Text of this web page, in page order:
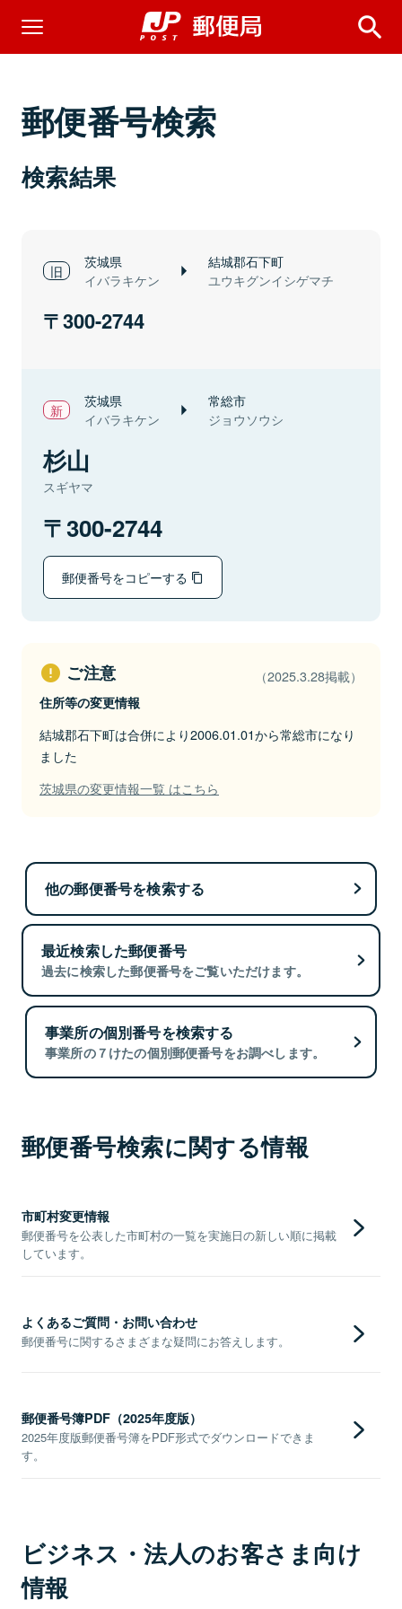
郵便番号検索
検索結果
茨城県
イバラキケン
結城郡石下町
ユウキグンイシゲマチ
300-2744
茨城県
イバラキケン
常総市
ジョウソウシ
杉山
スギヤマ
300-2744
郵便番号をコピーする
ご注意 （2025.3.28掲載）
住所等の変更情報
結城郡石下町は合併により2006.01.01から常総市になり
ました
茨城県の変更情報一覧 はこちら
他の郵便番号を検索する
最近検索した郵便番号
過去に検索した郵便番号をご覧いただけます。
事業所の個別番号を検索する
事業所の７けたの個別郵便番号をお調べします。
郵便番号検索に関する情報
市町村変更情報
郵便番号を公表した市町村の一覧を実施日の新しい順に掲載
しています。
よくあるご質問・お問い合わせ
郵便番号に関するさまざまな疑問にお答えします。
郵便番号簿PDF（2025年度版）
2025年度版郵便番号簿をPDF形式でダウンロードできま
す。
ビジネス・法人のお客さま向け
情報